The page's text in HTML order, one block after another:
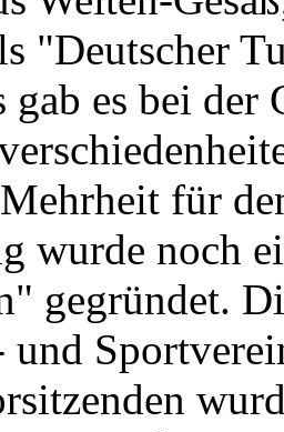
"Deutscher
es bei der
für
wurde noch
gegründet.
und